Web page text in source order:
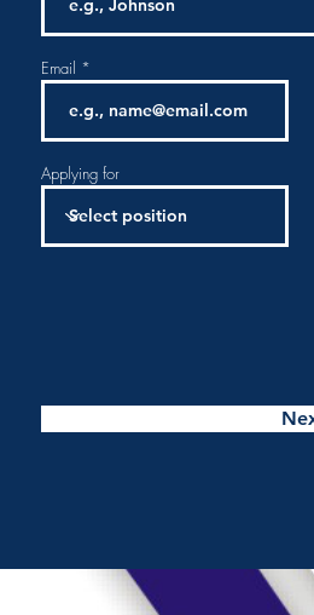
Email
Applying for